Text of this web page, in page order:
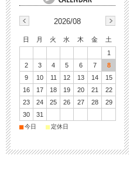
2026/08
日 月 火 水 木 金
土
1
2
3 4 5 6 7
8
9
10 11 12 13 14
15
16
17 18 19 20 21
22
23
24 25 26 27 28
29
30
31
■今日 ■定休日